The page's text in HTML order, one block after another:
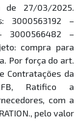
de 27/03/2025.
3000563192 –
3000566482 –
compra para
Por força do art.
Contratações da
Ratifico a
com a
pelo valor